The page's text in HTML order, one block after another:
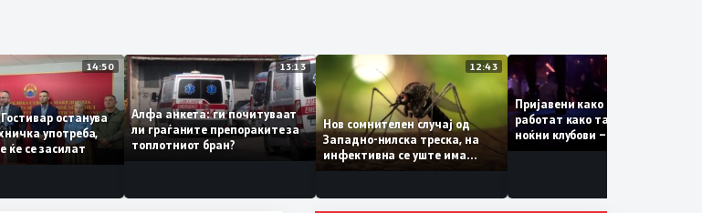
14:50
во Гостивар останува
техничка употреба,
ќе се засилат
13:13
Алфа анкета: ги почитуваат
ли граѓаните препораките за
топлотниот бран?
12:43
Нов сомнителен случај од
Западно-нилска треска, на
инфективна се уште има
пациенти во критична
Пријавени како туристки, а
работат како танчерки во
ноќни клубови – полицијата
откри сомнителна шема за